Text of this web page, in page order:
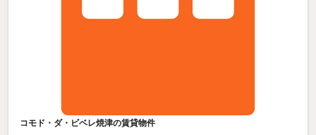
コモド・ダ・ビベレ焼津の賃貸物件